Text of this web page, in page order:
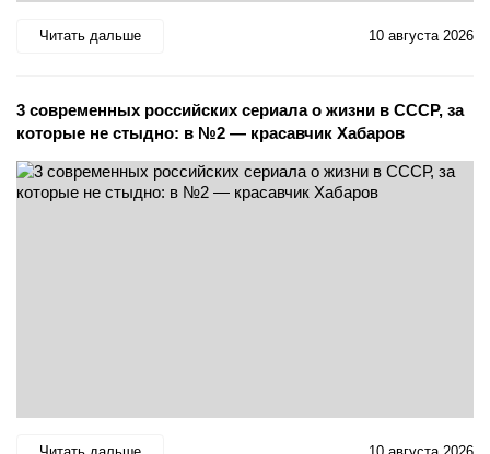
Читать дальше 10 августа 2026
3 современных российских сериала о жизни в СССР, за
которые не стыдно: в №2 — красавчик Хабаров